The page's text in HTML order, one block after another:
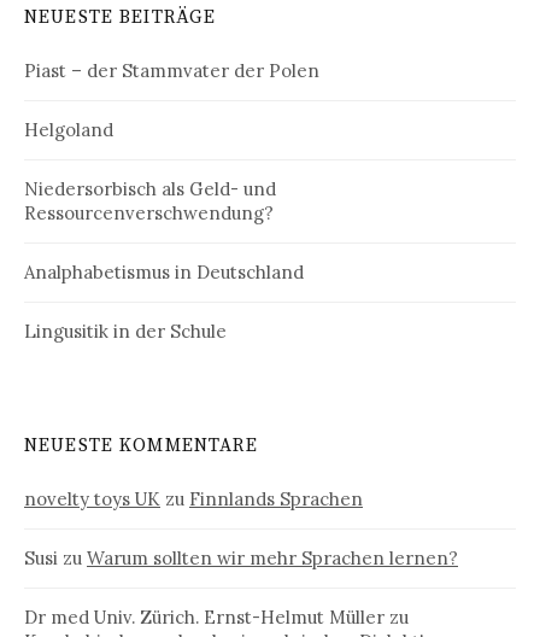
NEUESTE BEITRÄGE
Piast – der Stammvater der Polen
Helgoland
Niedersorbisch als Geld- und
Ressourcenverschwendung?
Analphabetismus in Deutschland
Lingusitik in der Schule
NEUESTE KOMMENTARE
novelty toys UK zu Finnlands Sprachen
Susi zu Warum sollten wir mehr Sprachen lernen?
Dr med Univ. Zürich. Ernst-Helmut Müller zu